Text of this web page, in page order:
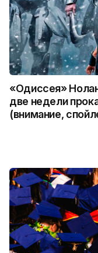
«Одиссея»
две недели
(внимание,